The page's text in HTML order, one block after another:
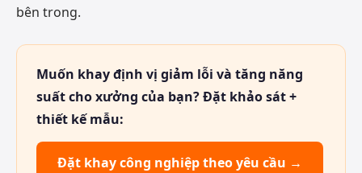
bên trong.
Muốn khay định vị giảm lỗi và tăng năng
suất cho xưởng của bạn? Đặt khảo sát +
thiết kế mẫu:
Đặt khay công nghiệp theo yêu cầu →